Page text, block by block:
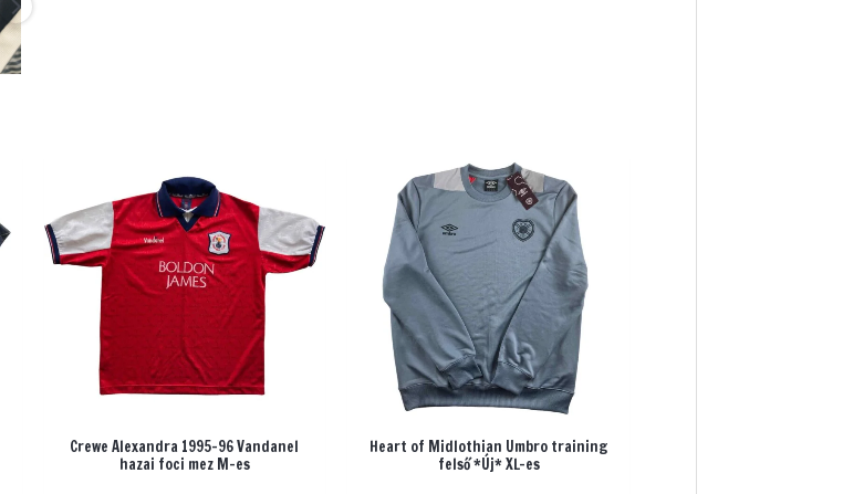
Crewe Alexandra 1995-96 Vandanel
hazai foci mez M-es
Heart of Midlothian Umbro training
felső *Új* XL-es